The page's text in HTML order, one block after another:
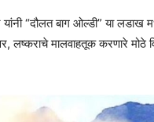
यांनी “दौलत बाग ओल्डी” या
लष्कराचे मालवाहतूक करणारे मोठे